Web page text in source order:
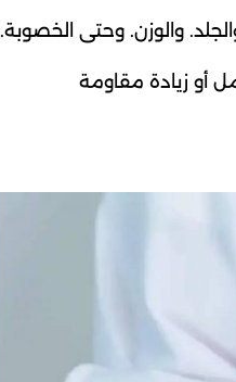
والوزن. وحتى الخصوبة.
أو زيادة مقاومة